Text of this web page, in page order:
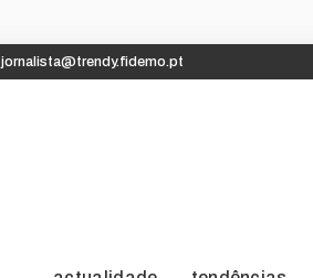
jornalista@trendy.fidemo.pt